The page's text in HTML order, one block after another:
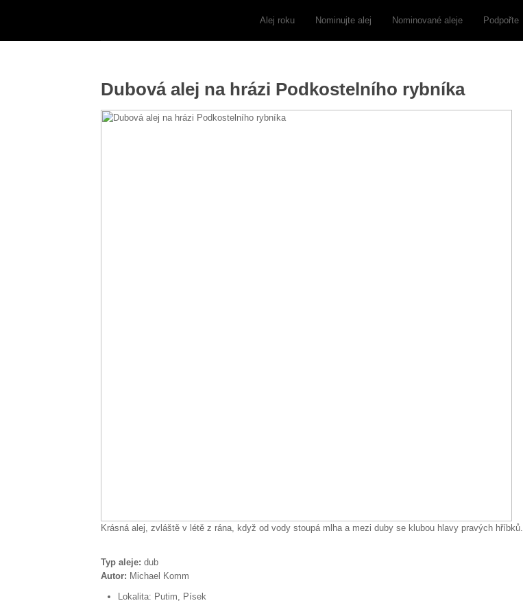
Alej roku Nominujte alej Nominované aleje Podpořte
Dubová alej na hrázi Podkostelního rybníka
Krásná alej, zvláště v létě z rána, když od vody stoupá mlha a mezi duby se klubou hlavy pravých hříbků.
Typ aleje: dub
Autor: Michael Komm
Lokalita: Putim, Písek